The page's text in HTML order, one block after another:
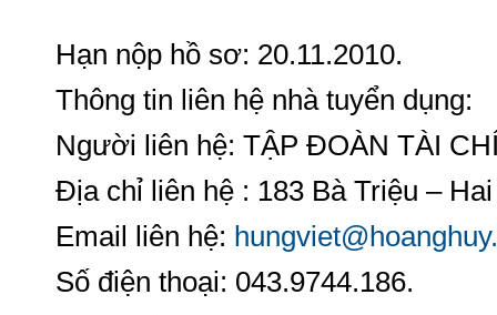
Hạn nộp hồ sơ: 20.11.2010.
Thông tin liên hệ nhà tuyển dụng:
Người liên hệ: TẬP ĐOÀN TÀI
Địa chỉ liên hệ : 183 Bà Triệu –
Email liên hệ:
Số điện thoại: 043.9744.186.